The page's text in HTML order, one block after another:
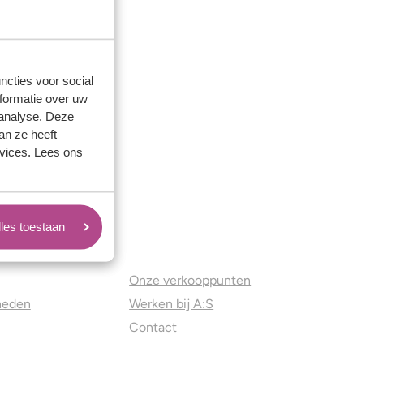
voor social
over uw
Deze
ze heeft
Lees ons
toestaan
Onze verkooppunten
Werken bij A:S
Contact